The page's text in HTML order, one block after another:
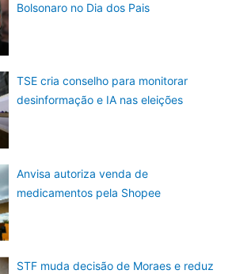
Bolsonaro no Dia dos Pais
TSE cria conselho para monitorar
desinformação e IA nas eleições
Anvisa autoriza venda de
medicamentos pela Shopee
STF muda decisão de Moraes e reduz